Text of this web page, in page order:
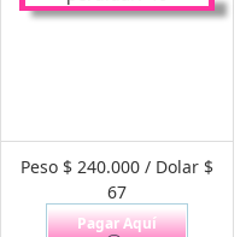
Peso $ 240.000 / Dolar $
67
Pagar Aquí